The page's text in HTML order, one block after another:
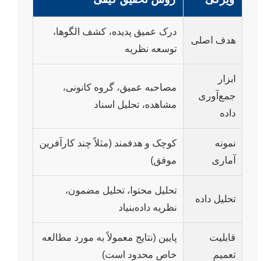
هدف اصلی
درک عمیق پدیده، کشف الگوها،
توسعه نظریه
ابزار
جمع‌آوری
داده
مصاحبه عمیق، گروه کانونی،
مشاهده، تحلیل اسناد
نمونه
آماری
کوچک و هدفمند (مثلاً چند کارآفرین
موفق)
تحلیل داده
تحلیل محتوا، تحلیل مضمون،
نظریه داده‌بنیاد
قابلیت
تعمیم
پایین (نتایج معمولاً به مورد مطالعه
خاص محدود است)